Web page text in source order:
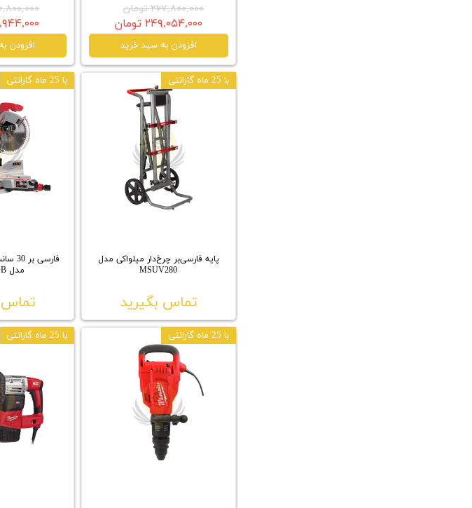
۲۶۷,۸۰۰,۰۰۰ تومان
۲۴۹,۰۵۴,۰۰۰ تومان
افزودن به سبد خرید
۴۰,۸۰۰,۰۰۰
۳۷,۹۴۴,۰۰۰
افزودن
پایه فارسی‌بر چرخ‌دار میلواکی مدل
MSUV280
تماس بگیرید
با 25 ماه گارانتی
مدل MS304DB
تماس
با 25 ماه گارانتی
با 25 ماه گارانتی با 25 ماه گارانتی